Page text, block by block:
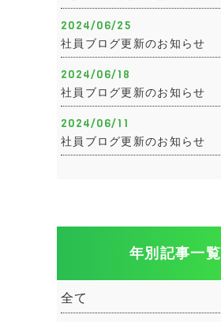
2024/06/25
社員ブログ更新のお知らせ
2024/06/18
社員ブログ更新のお知らせ
2024/06/11
社員ブログ更新のお知らせ
年別記事一覧
全て